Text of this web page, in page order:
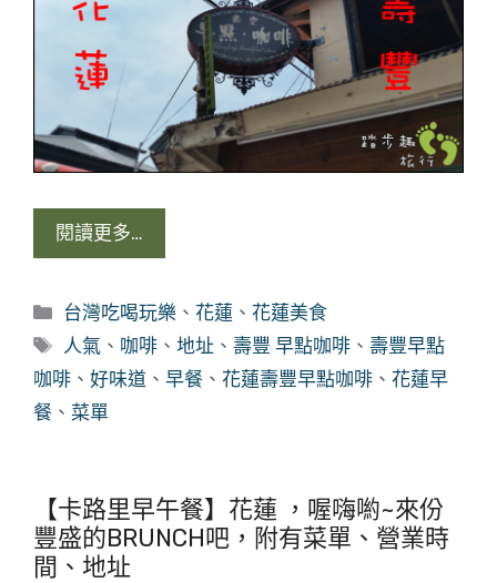
閱讀更多…
分
類
台灣吃喝玩樂 、花蓮 、花蓮美食
標
籤
人氣 、 咖啡 、地址 、壽豐 早點咖啡 、壽豐早點
咖啡 、 好味道 、 早餐 、 花蓮壽豐早點咖啡 、 花蓮早
餐 、 菜單
【卡路里早午餐】花蓮 ，喔嗨喲~來份
豐盛的BRUNCH吧，附有菜單、營業時
間、地址